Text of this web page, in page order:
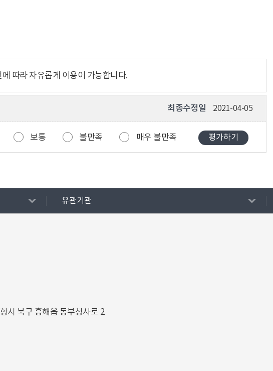
에 따라 자유롭게 이용이 가능합니다.
최종수정일 2021-04-05
보통 불만족 매우 불만족
유관기관
시 북구 흥해읍 동부청사로 2